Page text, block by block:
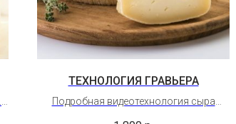
ТЕХНОЛОГИЯ ГРАВЬЕРА
Подробная видеотехнология сыра